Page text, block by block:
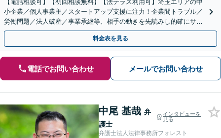
【電話相談可】【初回相談無料】【法テラス利用可】埼玉エリアの中
小企業／個人事業主／スタートアップ支援に注力！企業間トラブル／
労働問題／法人破産／事業承継等、相手の動きを先読みし的確にサポ
ート。顧問契約料は柔軟に調整【完全個室】【大宮駅3分】
料金表を見る
電話でお問い合わせ メールでお問い合わせ
中尾 基哉 弁
護士
インタビューを
見る
弁護士法人法律事務所フォレスト